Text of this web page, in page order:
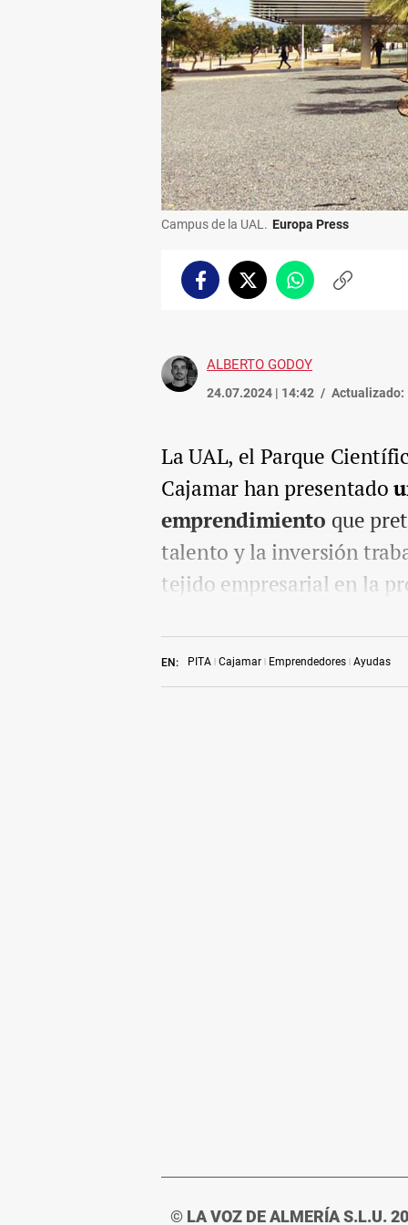
Campus de la UAL. Europa Press
FacebookTwitterWhatsappCopiar
ALBERTO GODOY
24.07.2024 | 14:42 Actualizado:
EN: PITA Cajamar Emprendedores Ayudas
La UAL, el Parque
Cajamar han presentado
emprendimiento que
talento y la inversión
tejido empresarial en la
© LA VOZ DE ALMERÍA S.L.U.